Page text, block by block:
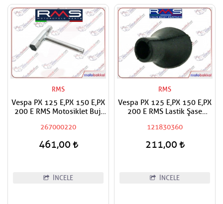
RMS
Vespa PX 125 E,PX 150 E,PX
200 E RMS Motosiklet Buji
267000220
461,00
İNCELE
RMS
Vespa PX 125 E,PX 150 E,PX
200 E RMS Lastik Şase
Geçiş Lastiği
121830360
211,00
İNCELE